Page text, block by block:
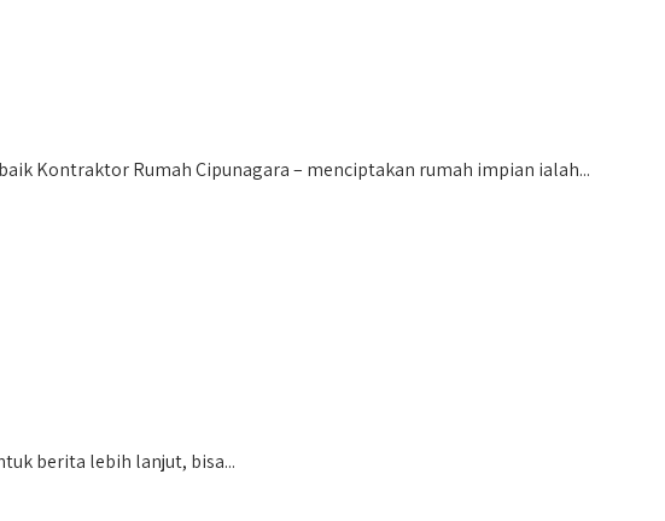
Kontraktor Rumah Cipunagara – menciptakan rumah impian ialah...
berita lebih lanjut, bisa...